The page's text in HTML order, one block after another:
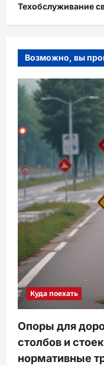
Техобслуживание
Возможно, вы
Куда поехать
Опоры для
столбов и
нормативные